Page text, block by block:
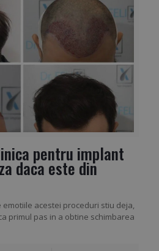
pentru implant
daca este din
emotiile acestei proceduri stiu deja,
primul pas in a obtine schimbarea